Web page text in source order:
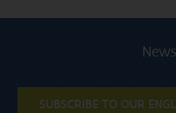
SUBSCRIBE TO OUR